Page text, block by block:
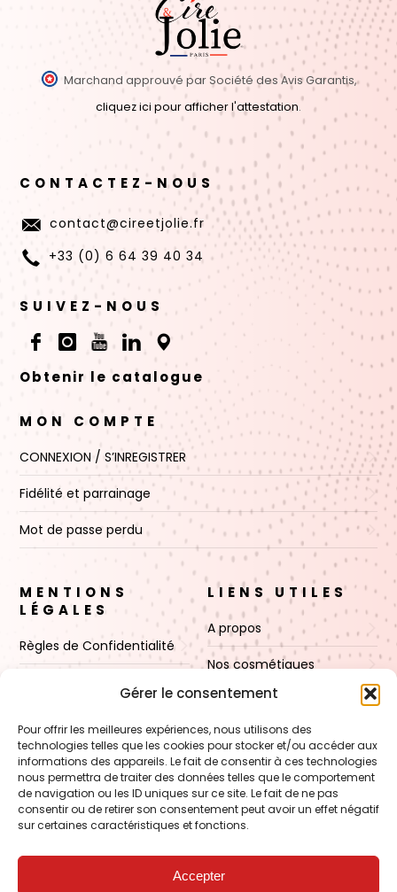
Gérer le consentement
Pour offrir les meilleures expériences, nous utilisons des
technologies telles que les cookies pour stocker et/ou accéder aux
informations des appareils. Le fait de consentir à ces technologies
nous permettra de traiter des données telles que le comportement
de navigation ou les ID uniques sur ce site. Le fait de ne pas
consentir ou de retirer son consentement peut avoir un effet négatif
sur certaines caractéristiques et fonctions.
Accepter
Marchand approuvé par Société des Avis Garantis,
cliquez ici pour afficher l'attestation.
CONTACTEZ-NOUS
contact@cireetjolie.fr
+33 (0) 6 64 39 40 34
SUIVEZ-NOUS
Obtenir le catalogue
MON COMPTE
CONNEXION / S’INREGISTRER
Fidélité et parrainage
Mot de passe perdu
MENTIONS
LÉGALES
Règles de Confidentialité
Politique de cookies (UE)
LIENS UTILES
A propos
Nos cosmétiques
Nos cires
Boutique
Contact
FORMATION – Udef Academy